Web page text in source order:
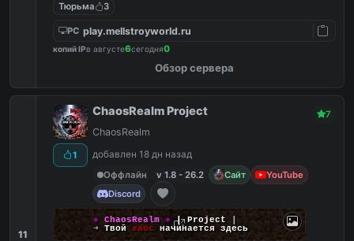
Тюрьма
3
PC play.mellstroyworld.ru
копий IPв августе6сегодня0
Обзор сервера
11
1
ChaosRealm Project 7
ChaosRealm
добавлен 18 дн назад
Оффлайн
v 1.8 - 26.2 Сайт
YouTube
Discord
◈ ChaosRealm ◈┃ Project
➜ Твой хаос начинается здесь